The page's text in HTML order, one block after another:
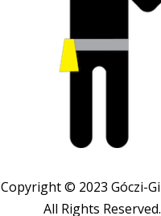
Copyright © 2023 Góczi-
All Rights Reserved.